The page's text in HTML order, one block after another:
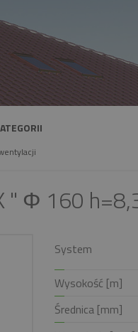
" Φ 160
System
Wysokość [m]
Średnica [mm]